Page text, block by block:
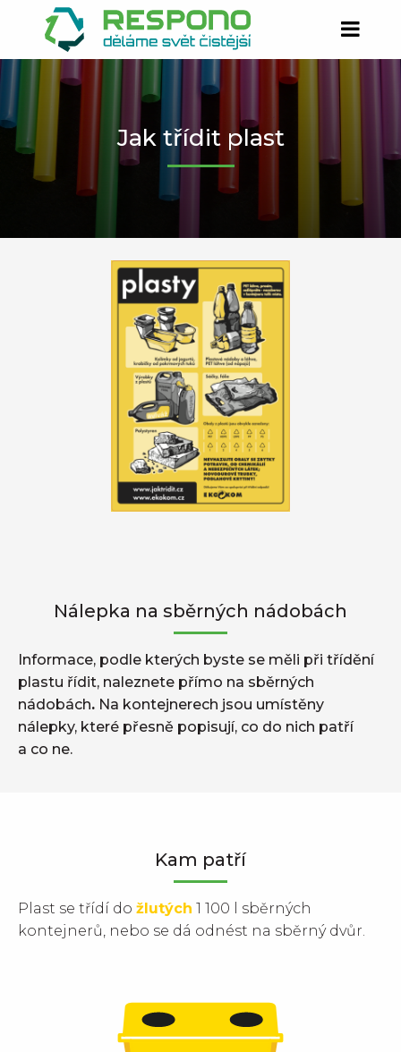
Jak třídit plast
Nálepka na sběrných nádobách
Informace, podle kterých byste se měli při třídění
plastu řídit, naleznete přímo na sběrných
nádobách. Na kontejnerech jsou umístěny
nálepky, které přesně popisují, co do nich patří
a co ne.
Kam patří
Plast se třídí do žlutých 1 100 l sběrných
kontejnerů, nebo se dá odnést na sběrný dvůr.